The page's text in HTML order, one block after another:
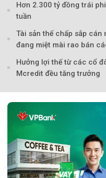
Hơn 2.300 tỷ đồng trái
tuần
Tài sản thế chấp sắp
đang miệt mài rao bán
Hưởng lợi thế từ các cổ
Mcredit đều tăng trưởng